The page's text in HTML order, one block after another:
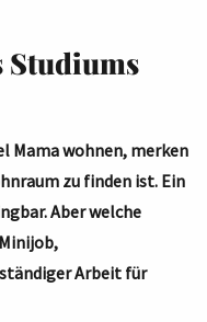
Studiums
Mama wohnen, merken
zu finden ist. Ein
Aber welche
Arbeit für